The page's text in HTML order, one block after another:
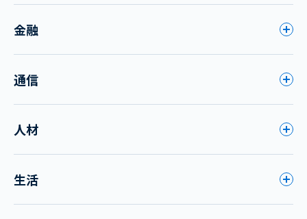
金融
通信
人材
生活